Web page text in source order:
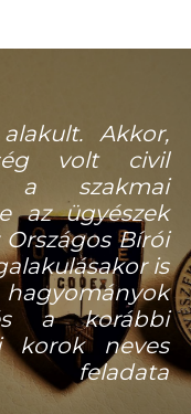
Akkor,
volt civil
a szakmai
az ügyészek
Bírói
is
a korábbi
korok neves
feladata